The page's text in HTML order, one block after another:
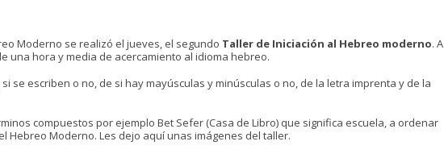
Moderno se realizó el jueves, el segundo Taller de Iniciación al Hebreo moderno. A
una hora y media de acercamiento al idioma hebreo.
se escriben o no, de si hay mayúsculas y minúsculas o no, de la letra imprenta y de la
compuestos por ejemplo Bet Sefer (Casa de Libro) que significa escuela, a ordenar
Moderno. Les dejo aquí unas imágenes del taller.